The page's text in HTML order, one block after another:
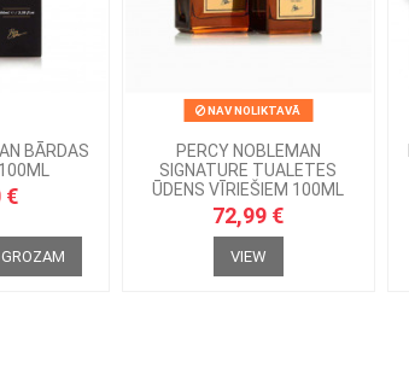
BĀRDAS
€
NAV NOLIKTAVĀ
PERCY NOBLEMAN
SIGNATURE TUALETES
ŪDENS VĪRIEŠIEM 100ML
72,99 €
VIEW